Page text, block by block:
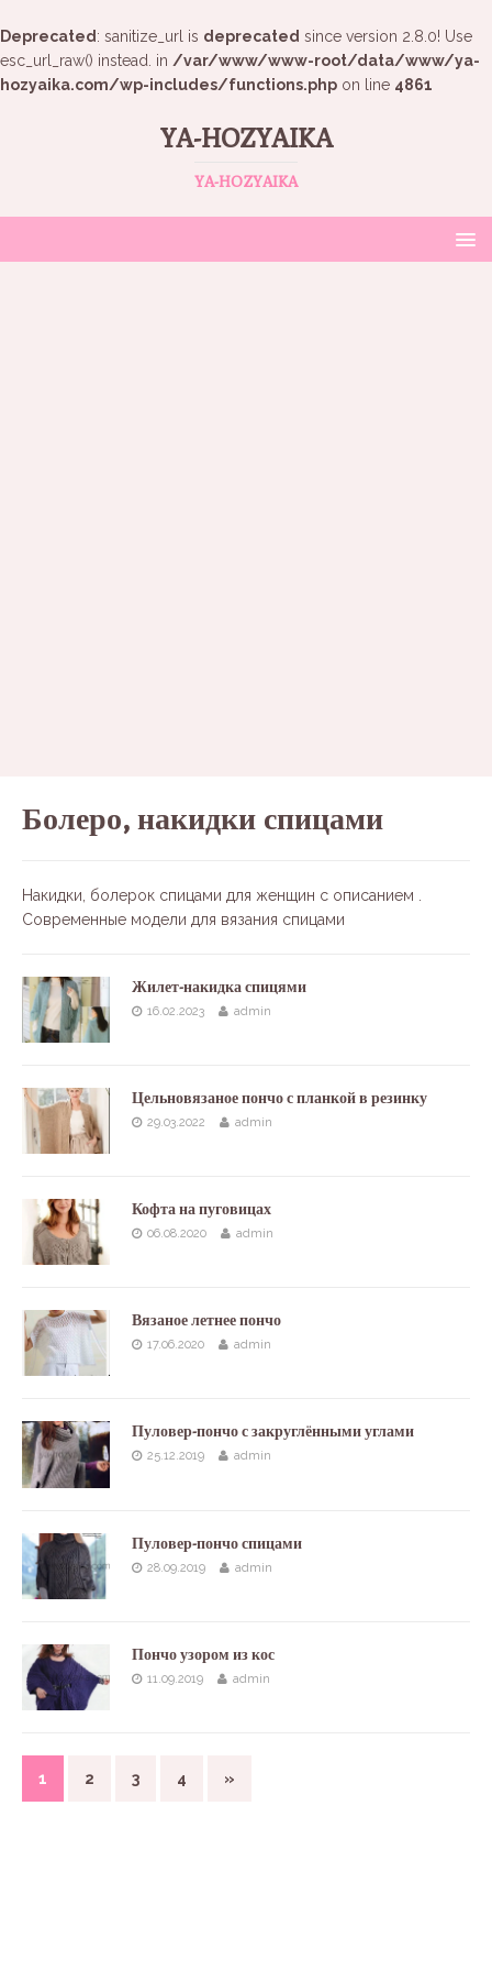
Deprecated : sanitize_url is deprecated since version 2.8.0! Use
esc_url_raw() instead. in /var/www/www-root/data/www/ya-
hozyaika.com/wp-includes/functions.php on line 4861
YA-HOZYAIKA
YA-HOZYAIKA
Болеро, накидки спицами
Накидки, болерок спицами для женщин с описанием .
Современные модели для вязания спицами
Жилет-накидка спицями
16.02.2023 admin
Цельновязаное пончо с планкой в резинку
29.03.2022 admin
Кофта на пуговицах
06.08.2020 admin
Вязаное летнее пончо
17.06.2020 admin
Пуловер-пончо с закруглёнными углами
25.12.2019 admin
Пуловер-пончо спицами
28.09.2019 admin
Пончо узором из кос
11.09.2019 admin
1 2 3 4 »